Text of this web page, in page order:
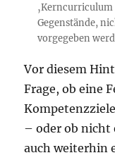
‚Kerncurriculum
Gegenstände,
vorgegeben
Vor diesem
Frage, ob eine
– oder ob nicht
auch weiterhin